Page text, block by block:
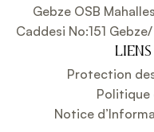
Gebze OSB
Caddesi No:151
Protection
Notice